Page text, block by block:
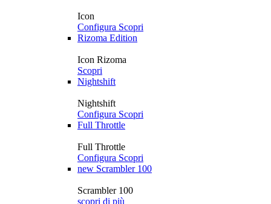
Icon
Configura Scopri
Rizoma Edition
Icon Rizoma
Scopri
Nightshift
Nightshift
Configura Scopri
Full Throttle
Full Throttle
Configura Scopri
new Scrambler 100
Scrambler 100
scopri di più